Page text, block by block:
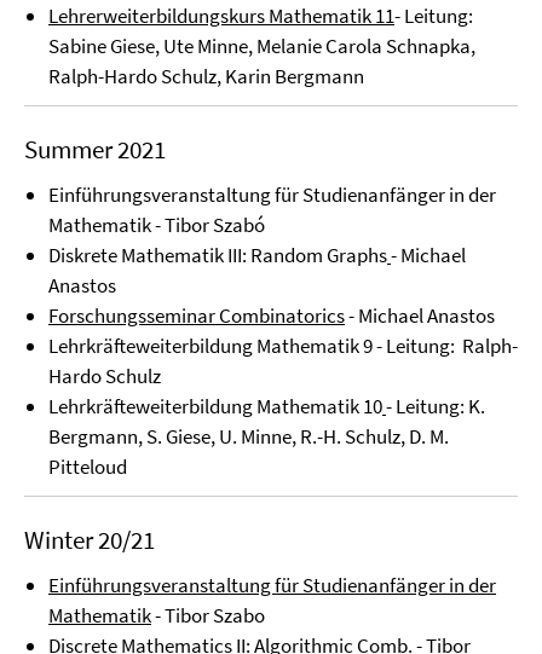
Lehrerweiterbildungskurs Mathematik 11- Leitung:
Sabine Giese, Ute Minne, Melanie Carola Schnapka,
Ralph-Hardo Schulz, Karin Bergmann
Summer 2021
Einführungsveranstaltung für Studienanfänger in der
Mathematik - Tibor Szabó
Diskrete Mathematik III: Random Graphs- Michael
Anastos
Forschungsseminar Combinatorics- Michael Anastos
Lehrkräfteweiterbildung Mathematik 9 - Leitung: Ralph-
Hardo Schulz
Lehrkräfteweiterbildung Mathematik 10- Leitung: K.
Bergmann, S. Giese, U. Minne, R.-H. Schulz, D. M.
Pitteloud
Winter 20/21
Einführungsveranstaltung für Studienanfänger in der
Mathematik- Tibor Szabo
Discrete Mathematics II: Algorithmic Comb. - Tibor